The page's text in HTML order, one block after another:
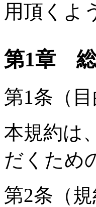
用頂くよ
第1章 総
第1条（目
本規約は
だくため
第2条（規